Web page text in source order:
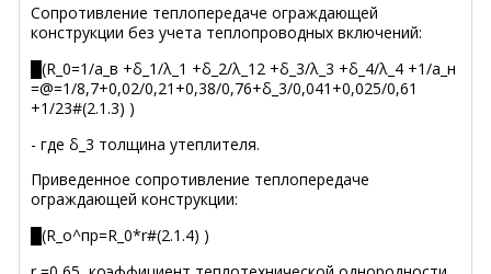
Cопротивление теплопередаче ограждающей
конструкции без учета теплопроводных включений:
█(R_0=1/a_в +δ_1/λ_1 +δ_2/λ_12 +δ_3/λ_3 +δ_4/λ_4 +1/a_н
=@=1/8,7+0,02/0,21+0,38/0,76+δ_3/0,041+0,025/0,61
+1/23#(2.1.3) )
- где δ_3 толщина утеплителя.
Приведенное сопротивление теплопередаче
ограждающей конструкции:
█(R_о^пр=R_0*r#(2.1.4) )